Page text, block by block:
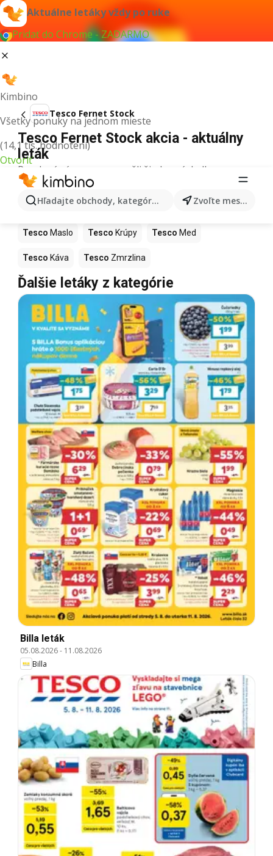
Aktuálne letáky vždy po ruke
Pridať do Chrome - ZADARMO
Kimbino
Všetky ponuky na jednom mieste
(14,1 tis. hodnotení)
Otvoriť
Hľadajte obchody, kategórie, produkty... Zvoľte mesto
Tesco Fernet Stock
Tesco Fernet Stock akcia - aktuálny
leták
Pre daný výraz sme nenašli žiadne výsledky.
Ďalšie produkty v obchodoch Tesco
Tesco Pizza Tesco Kiwi Mango
Tesco Maslo Tesco Krúpy Tesco Med
Tesco Káva Tesco Zmrzlina
Ďalšie letáky z kategórie
Billa leták
05.08.2026- 11.08.2026
Billa